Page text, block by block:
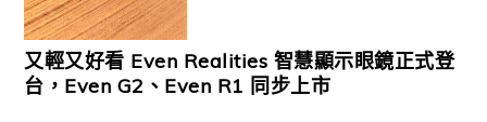
又輕又好看 Even Realities 智慧顯示眼鏡正式登
台，Even G2、Even R1 同步上市